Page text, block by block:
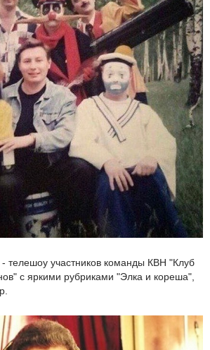
телешоу участников команды КВН "Клуб
с яркими рубриками "Элка и кореша",